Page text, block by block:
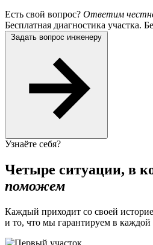
Есть свой вопрос? Ответим
Бесплатная диагностика участка.
Задать вопрос инженеру
Узнаёте себя?
Четыре ситуации, в
поможем
Каждый приходит со своей
и то, что мы гарантируем в каждой